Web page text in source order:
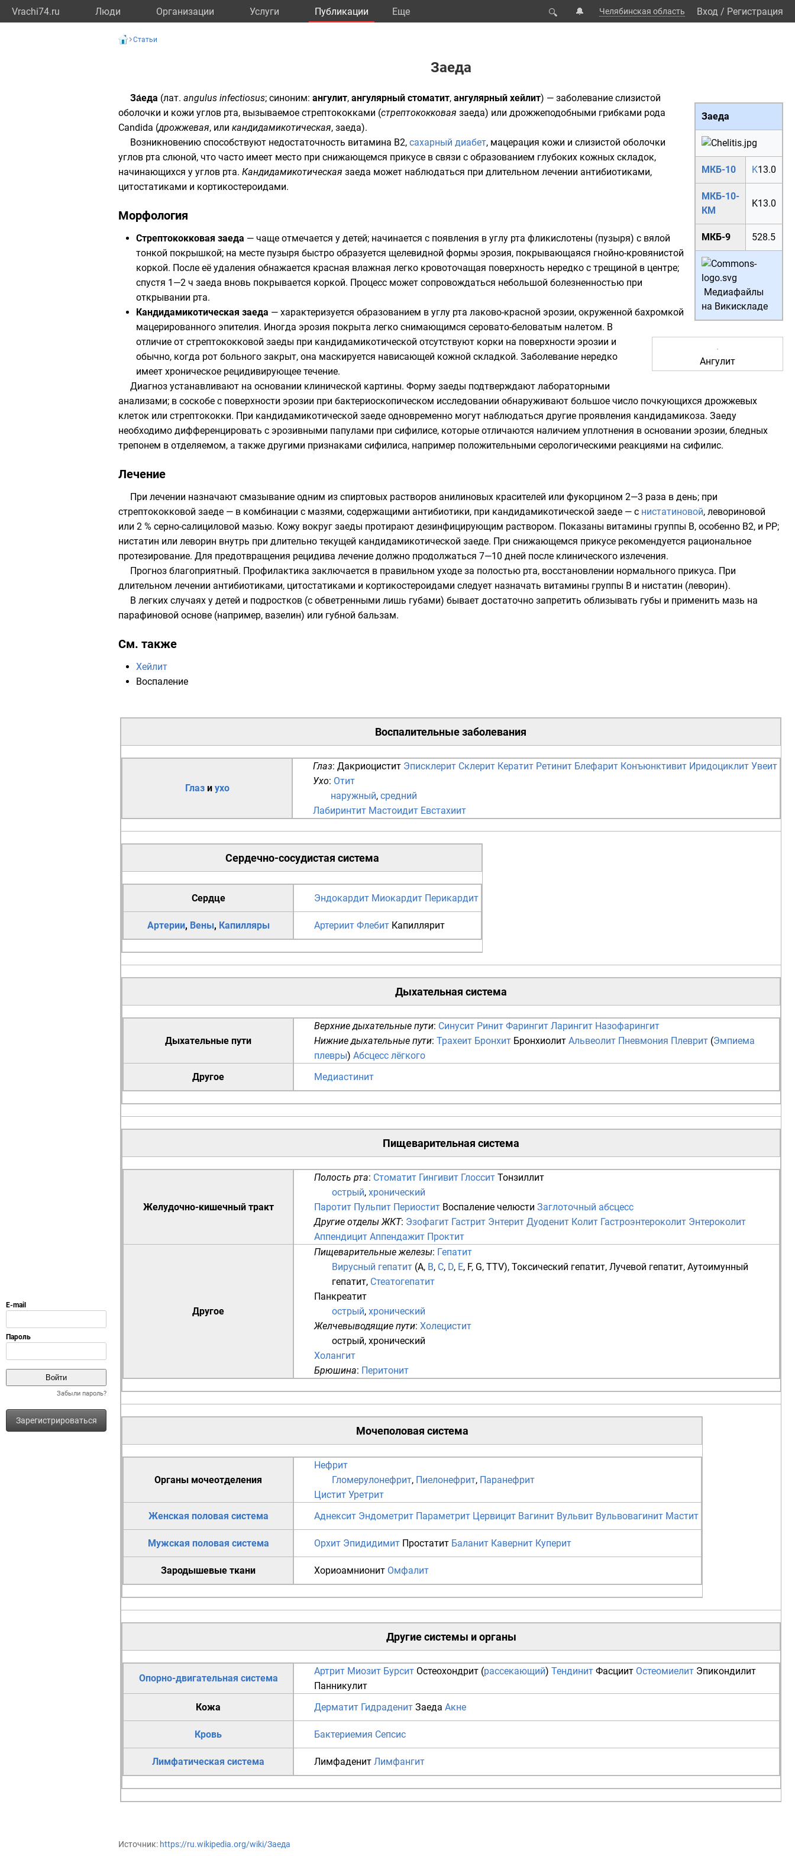
Vrachi74.ru Люди Организации Услуги Публикации Eще 🔍 🔔 Челябинская область Вход / Регистрация
Забыли пароль?
Зарегистрироваться
Статьи
Заеда
Заеда
МКБ-10 K13.0
МКБ-10-
КМ
K13.0
МКБ-9 528.5
Медиафайлы
на Викискладе
За́еда (лат. angulus infectiosus; синоним: ангулит, ангулярный стоматит, ангулярный хейлит) — заболевание слизистой
оболочки и кожи углов рта, вызываемое стрептококками (стрептококковая заеда) или дрожжеподобными грибками рода
Candida (дрожжевая, или кандидамикотическая, заеда).
Возникновению способствуют недостаточность витамина В2, сахарный диабет, мацерация кожи и слизистой оболочки
углов рта слюной, что часто имеет место при снижающемся прикусе в связи с образованием глубоких кожных складок,
начинающихся у углов рта. Кандидамикотическая заеда может наблюдаться при длительном лечении антибиотиками,
цитостатиками и кортикостероидами.
Ангулит
Морфология
Стрептококковая заеда — чаще отмечается у детей; начинается с появления в углу рта фликислотены (пузыря) с вялой
тонкой покрышкой; на месте пузыря быстро образуется щелевидной формы эрозия, покрывающаяся гнойно-кровянистой
коркой. После её удаления обнажается красная влажная легко кровоточащая поверхность нередко с трещиной в центре;
спустя 1—2 ч заеда вновь покрывается коркой. Процесс может сопровождаться небольшой болезненностью при
открывании рта.
Кандидамикотическая заеда — характеризуется образованием в углу рта лаково-красной эрозии, окруженной бахромкой
мацерированного эпителия. Иногда эрозия покрыта легко снимающимся серовато-беловатым налетом. В
отличие от стрептококковой заеды при кандидамикотической отсутствуют корки на поверхности эрозии и
обычно, когда рот больного закрыт, она маскируется нависающей кожной складкой. Заболевание нередко
имеет хроническое рецидивирующее течение.
Диагноз устанавливают на основании клинической картины. Форму заеды подтверждают лабораторными
анализами; в соскобе с поверхности эрозии при бактериоскопическом исследовании обнаруживают большое число почкующихся дрожжевых
клеток или стрептококки. При кандидамикотической заеде одновременно могут наблюдаться другие проявления кандидамикоза. Заеду
необходимо дифференцировать с эрозивными папулами при сифилисе, которые отличаются наличием уплотнения в основании эрозии, бледных
трепонем в отделяемом, а также другими признаками сифилиса, например положительными серологическими реакциями на сифилис.
Лечение
При лечении назначают смазывание одним из спиртовых растворов анилиновых красителей или фукорцином 2—3 раза в день; при
стрептококковой заеде — в комбинации с мазями, содержащими антибиотики, при кандидамикотической заеде — с нистатиновой, левориновой
или 2 % серно-салициловой мазью. Кожу вокруг заеды протирают дезинфицирующим раствором. Показаны витамины группы В, особенно В2, и РР;
нистатин или леворин внутрь при длительно текущей кандидамикотической заеде. При снижающемся прикусе рекомендуется рациональное
протезирование. Для предотвращения рецидива лечение должно продолжаться 7—10 дней после клинического излечения.
Прогноз благоприятный. Профилактика заключается в правильном уходе за полостью рта, восстановлении нормального прикуса. При
длительном лечении антибиотиками, цитостатиками и кортикостероидами следует назначать витамины группы В и нистатин (леворин).
В легких случаях у детей и подростков (с обветренными лишь губами) бывает достаточно запретить облизывать губы и применить мазь на
парафиновой основе (например, вазелин) или губной бальзам.
См. также
Хейлит
Воспаление
Воспалительные заболевания
Глази ухо
Глаз: Дакриоцистит Эписклерит Склерит Кератит Ретинит Блефарит Конъюнктивит Иридоциклит Увеит
Ухо: Отит
наружный, средний
Лабиринтит Мастоидит Евстахиит
Сердечно-сосудистая система
Сердце Эндокардит Миокардит Перикардит
Артерии, Вены, Капилляры Артериит Флебит Капиллярит
Дыхательная система
Дыхательные пути
Верхние дыхательные пути: Синусит Ринит Фарингит Ларингит Назофарингит
Нижние дыхательные пути: Трахеит Бронхит Бронхиолит Альвеолит Пневмония Плеврит (Эмпиема
плевры) Абсцесс лёгкого
Другое
Медиастинит
Пищеварительная система
Желудочно-кишечный тракт
Полость рта: Стоматит Гингивит Глоссит Тонзиллит
острый, хронический
Паротит Пульпит Периостит Воспаление челюсти Заглоточный абсцесс
Другие отделы ЖКТ: Эзофагит Гастрит Энтерит Дуоденит Колит Гастроэнтероколит Энтероколит
Аппендицит Аппендажит Проктит
Другое
Пищеварительные железы: Гепатит
Вирусный гепатит (A, B, C, D, E, F, G, TTV), Токсический гепатит, Лучевой гепатит, Аутоимунный
гепатит, Стеатогепатит
Панкреатит
острый, хронический
Желчевыводящие пути: Холецистит
острый, хронический
Холангит
Брюшина: Перитонит
Мочеполовая система
Органы мочеотделения
Нефрит
Гломерулонефрит, Пиелонефрит, Паранефрит
Цистит Уретрит
Женская половая система
Аднексит Эндометрит Параметрит Цервицит Вагинит Вульвит Вульвовагинит Мастит
Мужская половая система Орхит Эпидидимит Простатит Баланит Кавернит Куперит
Зародышевые ткани Хориоамнионит Омфалит
Другие системы и органы
Опорно-двигательная система
Артрит Миозит Бурсит Остеохондрит (рассекающий) Тендинит Фасциит Остеомиелит Эпикондилит
Панникулит
Кожа
Дерматит Гидраденит Заеда Акне
Кровь Бактериемия Сепсис
Лимфатическая система Лимфаденит Лимфангит
Источник: https://ru.wikipedia.org/wiki/Заеда